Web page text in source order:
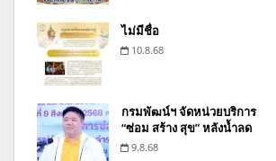
ไม่มีชื่อ
10.8.68
กรมพัฒน์ฯ จัดหน่วยบริการ
“ซ่อม สร้าง สุข” หลังน้ำลด
9.8.68